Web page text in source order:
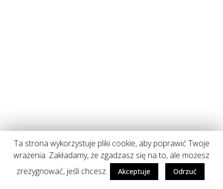
Ta strona wykorzystuje pliki cookie, aby poprawić Twoje
wrażenia. Zakładamy, że zgadzasz się na to, ale możesz
zrezygnować, jeśli chcesz.
Akceptuje Odrzuć